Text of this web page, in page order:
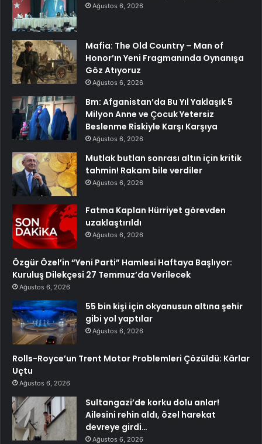
Ağustos 6, 2026
Mafia: The Old Country – Man of
Honor’ın Yeni Fragmanında Oynanışa
Göz Atıyoruz
Ağustos 6, 2026
Bm: Afganistan’da Bu Yıl Yaklaşık 5
Milyon Anne ve Çocuk Yetersiz
Beslenme Riskiyle Karşı Karşıya
Ağustos 6, 2026
Mutlak butlan sonrası altın için kritik
tahmin! Rakam bile verdiler
Ağustos 6, 2026
Fatma Kaplan Hürriyet görevden
uzaklaştırıldı
Ağustos 6, 2026
Özgür Özel’in “Yeni Parti” Hamlesi Haftaya Başlıyor:
Kuruluş Dilekçesi 27 Temmuz’da Verilecek
Ağustos 6, 2026
55 bin kişi için okyanusun altına şehir
gibi yol yaptılar
Ağustos 6, 2026
Rolls-Royce’un Trent Motor Problemleri Çözüldü: Kârlar
Uçtu
Ağustos 6, 2026
Sultangazi’de korku dolu anlar!
Ailesini rehin aldı, özel harekat
devreye girdi…
Ağustos 6, 2026